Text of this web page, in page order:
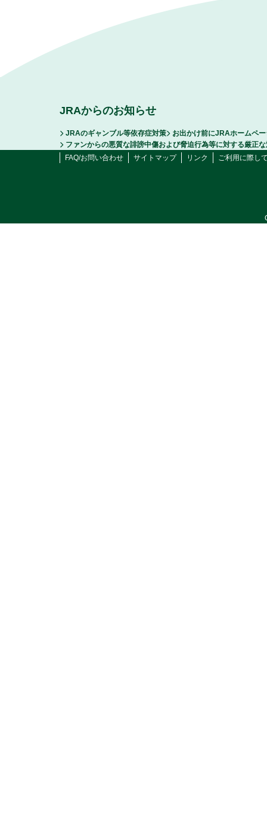
JRAからのお知らせ
JRAのギャンブル等依存症対策
お出かけ前にJRAホームペ
ファンからの悪質な誹謗中傷および脅迫行為等に対する厳正
FAQ/お問い合わせ
サイトマップ リンク ご利用に際し